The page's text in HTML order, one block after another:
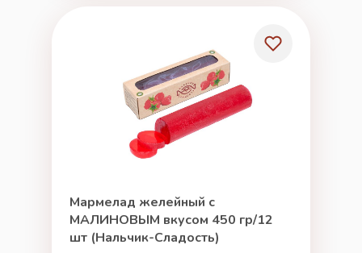
Мармелад желейный с
МАЛИНОВЫМ вкусом 450 гр/12
шт (Нальчик-Сладость)